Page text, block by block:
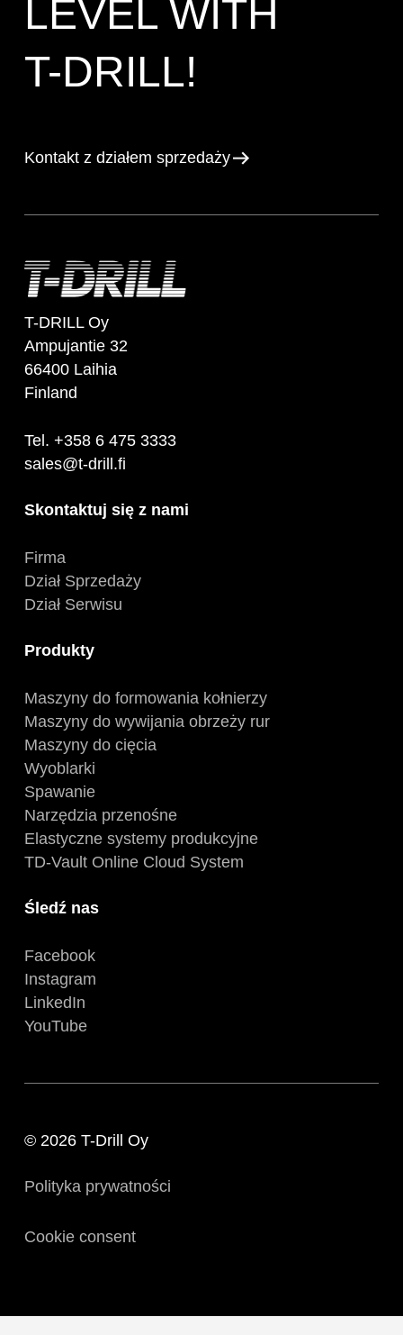
LEVEL WITH
T-DRILL!
Kontakt z działem sprzedaży
T-DRILL Oy
Ampujantie 32
66400 Laihia
Finland
Tel. +358 6 475 3333
sales@t-drill.fi
Skontaktuj się z nami
Firma
Dział Sprzedaży
Dział Serwisu
Produkty
Maszyny do formowania kołnierzy
Maszyny do wywijania obrzeży rur
Maszyny do cięcia
Wyoblarki
Spawanie
Narzędzia przenośne
Elastyczne systemy produkcyjne
TD-Vault Online Cloud System
Śledź nas
Facebook
Instagram
LinkedIn
YouTube
© 2026 T-Drill Oy
Polityka prywatności
Cookie consent